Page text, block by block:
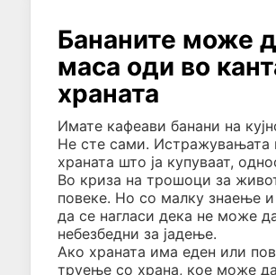
Бананите може
маса оди во
храната
Имате кафеави банани на
Не сте сами. Истражувањата
храната што ја купуваат,
Во криза на трошоци за
повеке. Но со малку знаење
да се нагласи дека не може
небезбедни за јадење.
Ако храната има еден или
труење со храна, кое може